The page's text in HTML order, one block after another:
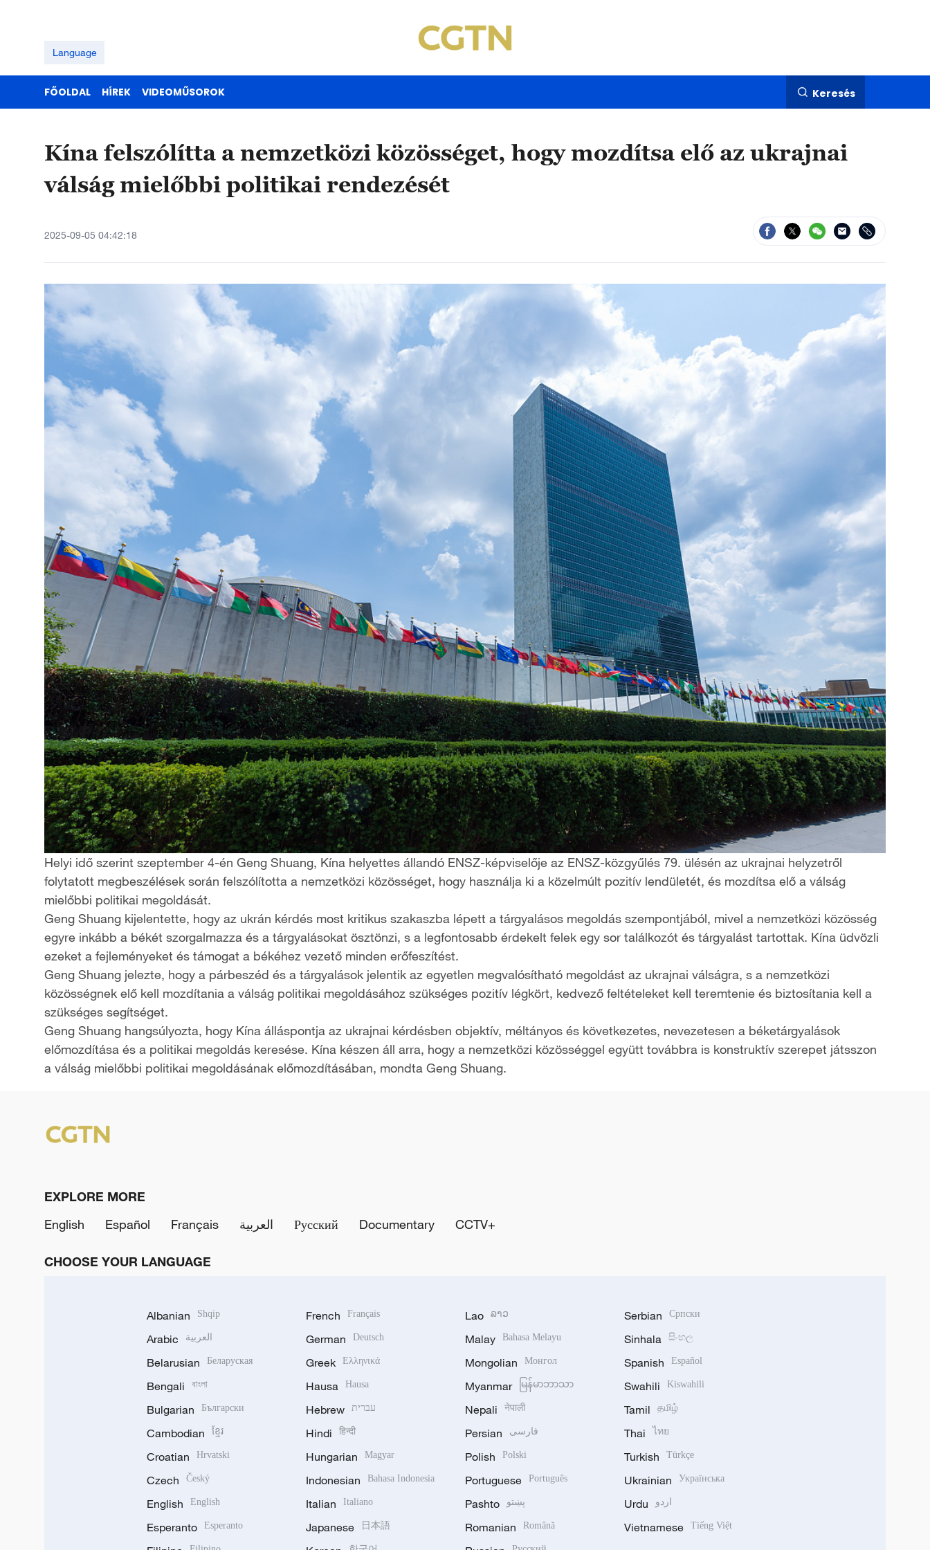
Language
FŐOLDAL HÍREK VIDEOMŰSOROK Keresés
Kína felszólítta a nemzetközi közösséget, hogy mozdítsa elő az ukrajnai
válság mielőbbi politikai rendezését
2025-09-05 04:42:18
Helyi idő szerint szeptember 4-én Geng Shuang, Kína helyettes állandó ENSZ-képviselője az ENSZ-közgyűlés 79. ülésén az ukrajnai helyzetről
folytatott megbeszélések során felszólította a nemzetközi közösséget, hogy használja ki a közelmúlt pozitív lendületét, és mozdítsa elő a válság
mielőbbi politikai megoldását.
Geng Shuang kijelentette, hogy az ukrán kérdés most kritikus szakaszba lépett a tárgyalásos megoldás szempontjából, mivel a nemzetközi közösség
egyre inkább a békét szorgalmazza és a tárgyalásokat ösztönzi, s a legfontosabb érdekelt felek egy sor találkozót és tárgyalást tartottak. Kína üdvözli
ezeket a fejleményeket és támogat a békéhez vezető minden erőfeszítést.
Geng Shuang jelezte, hogy a párbeszéd és a tárgyalások jelentik az egyetlen megvalósítható megoldást az ukrajnai válságra, s a nemzetközi
közösségnek elő kell mozdítania a válság politikai megoldásához szükséges pozitív légkört, kedvező feltételeket kell teremtenie és biztosítania kell a
szükséges segítséget.
Geng Shuang hangsúlyozta, hogy Kína álláspontja az ukrajnai kérdésben objektív, méltányos és következetes, nevezetesen a béketárgyalások
előmozdítása és a politikai megoldás keresése. Kína készen áll arra, hogy a nemzetközi közösséggel együtt továbbra is konstruktív szerepet játsszon
a válság mielőbbi politikai megoldásának előmozdításában, mondta Geng Shuang.
EXPLORE MORE
English
Español Français العربية Русский Documentary CCTV+
CHOOSE YOUR LANGUAGE
Albanian Shqip
Arabic العربية
Belarusian Беларуская
Bengali বাংলা
Bulgarian Български
Cambodian ខ្មែរ
Croatian Hrvatski
Czech Český
English English
Esperanto Esperanto
French Français
German Deutsch
Greek Ελληνικά
Hausa Hausa
Hebrew עברית
Hindi हिन्दी
Hungarian Magyar
Indonesian Bahasa Indonesia
Italian Italiano
Japanese 日本語
Lao ລາວ
Malay Bahasa Melayu
Mongolian Монгол
Myanmar မြန်မာဘာသာ
Nepali नेपाली
Persian فارسی
Polish Polski
Portuguese Português
Pashto پښتو
Romanian Română
Serbian Српски
Sinhala සිංහල
Spanish Español
Swahili Kiswahili
Tamil தமிழ்
Thai ไทย
Turkish Türkçe
Ukrainian Українська
Urdu اردو
Vietnamese Tiếng Việt